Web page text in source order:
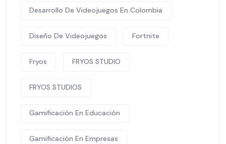
Desarrollo De Videojuegos En Colombia
Diseño De Videojuegos Fortnite
Fryos FRYOS STUDIO
FRYOS STUDIOS
Gamificación En Educación
Gamificación En Empresas